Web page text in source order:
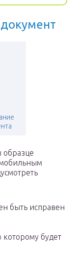
образце
быть исправен
будет